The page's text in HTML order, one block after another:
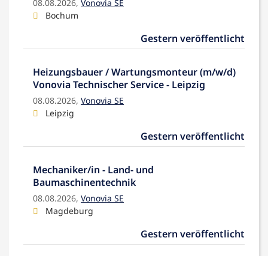
08.08.2026, Vonovia SE
Bochum
Gestern veröffentlicht
Heizungsbauer / Wartungsmonteur (m/w/d)
Vonovia Technischer Service - Leipzig
08.08.2026, Vonovia SE
Leipzig
Gestern veröffentlicht
Mechaniker/in - Land- und
Baumaschinentechnik
08.08.2026, Vonovia SE
Magdeburg
Gestern veröffentlicht